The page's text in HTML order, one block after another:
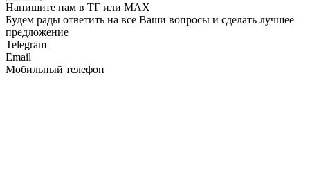
Напишите нам в ТГ или MAX
Будем рады ответить на все Ваши вопросы и сделать лучшее
предложение
Telegram
Email
Мобильный телефон